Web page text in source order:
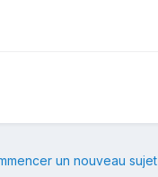
un nouveau sujet